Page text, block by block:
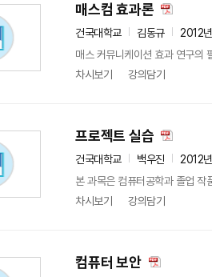
매스컴 효과론
건국대학교 김동규
2012
매스 커뮤니케이션 효과 연구의
차시보기
강의담기
프로젝트 실습
건국대학교 백우진
2012
본 과목은 컴퓨터공학과 졸업 작
차시보기
강의담기
컴퓨터 보안